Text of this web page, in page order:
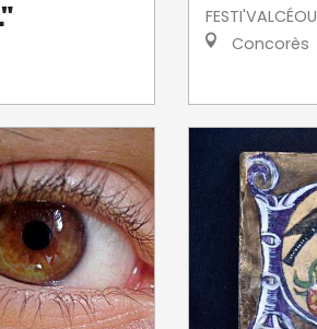
FESTI'VALCÉOU
Concorès